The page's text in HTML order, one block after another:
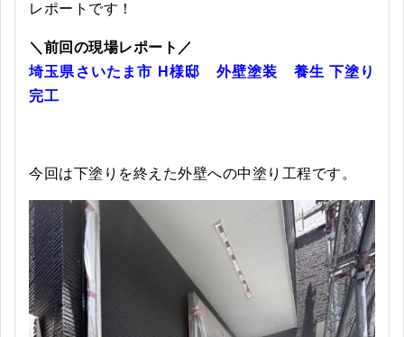
レポートです！
＼前回の現場レポート／
埼玉県さいたま市 H様邸 外壁塗装 養生 下塗り
完工
今回は下塗りを終えた外壁への中塗り工程です。